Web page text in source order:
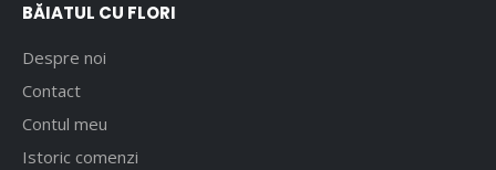
BĂIATUL CU FLORI
Despre noi
Contact
Contul meu
Istoric comenzi